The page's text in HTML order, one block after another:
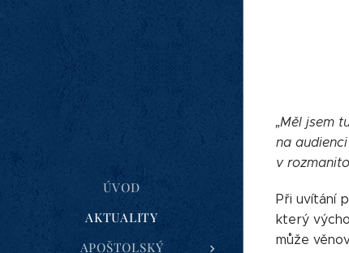
ÚVOD
AKTUALITY
APOŠTOLSKÝ
„Měl jsem
na
v
Při uvítání
který
může